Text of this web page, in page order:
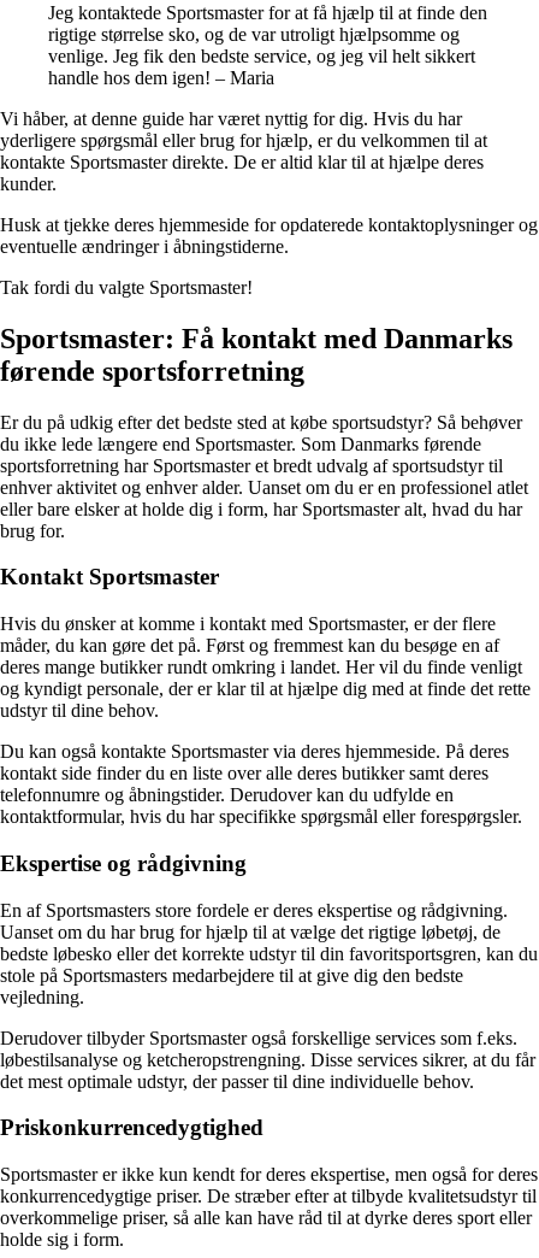
Jeg kontaktede Sportsmaster for at få hjælp til at finde den
rigtige størrelse sko, og de var utroligt hjælpsomme og
venlige. Jeg fik den bedste service, og jeg vil helt sikkert
handle hos dem igen! – Maria
Vi håber, at denne guide har været nyttig for dig. Hvis du har
yderligere spørgsmål eller brug for hjælp, er du velkommen til at
kontakte Sportsmaster direkte. De er altid klar til at hjælpe deres
kunder.
Husk at tjekke deres hjemmeside for opdaterede kontaktoplysninger og
eventuelle ændringer i åbningstiderne.
Tak fordi du valgte Sportsmaster!
Sportsmaster: Få kontakt med Danmarks
førende sportsforretning
Er du på udkig efter det bedste sted at købe sportsudstyr? Så behøver
du ikke lede længere end Sportsmaster. Som Danmarks førende
sportsforretning har Sportsmaster et bredt udvalg af sportsudstyr til
enhver aktivitet og enhver alder. Uanset om du er en professionel atlet
eller bare elsker at holde dig i form, har Sportsmaster alt, hvad du har
brug for.
Kontakt Sportsmaster
Hvis du ønsker at komme i kontakt med Sportsmaster, er der flere
måder, du kan gøre det på. Først og fremmest kan du besøge en af
deres mange butikker rundt omkring i landet. Her vil du finde venligt
og kyndigt personale, der er klar til at hjælpe dig med at finde det rette
udstyr til dine behov.
Du kan også kontakte Sportsmaster via deres hjemmeside. På deres
kontakt side finder du en liste over alle deres butikker samt deres
telefonnumre og åbningstider. Derudover kan du udfylde en
kontaktformular, hvis du har specifikke spørgsmål eller forespørgsler.
Ekspertise og rådgivning
En af Sportsmasters store fordele er deres ekspertise og rådgivning.
Uanset om du har brug for hjælp til at vælge det rigtige løbetøj, de
bedste løbesko eller det korrekte udstyr til din favoritsportsgren, kan du
stole på Sportsmasters medarbejdere til at give dig den bedste
vejledning.
Derudover tilbyder Sportsmaster også forskellige services som f.eks.
løbestilsanalyse og ketcheropstrengning. Disse services sikrer, at du får
det mest optimale udstyr, der passer til dine individuelle behov.
Priskonkurrencedygtighed
Sportsmaster er ikke kun kendt for deres ekspertise, men også for deres
konkurrencedygtige priser. De stræber efter at tilbyde kvalitetsudstyr til
overkommelige priser, så alle kan have råd til at dyrke deres sport eller
holde sig i form.